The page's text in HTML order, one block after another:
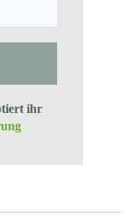
ihr